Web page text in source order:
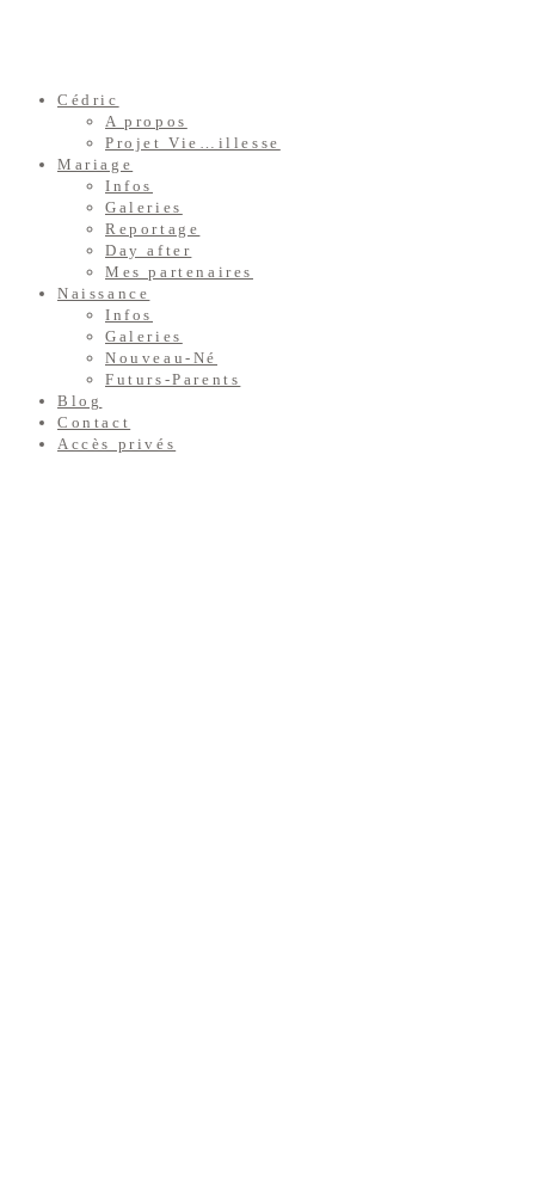
Cédric
A propos
Projet Vie…illesse
Mariage
Infos
Galeries
Reportage
Day after
Mes partenaires
Naissance
Infos
Galeries
Nouveau-Né
Futurs-Parents
Blog
Contact
Accès privés